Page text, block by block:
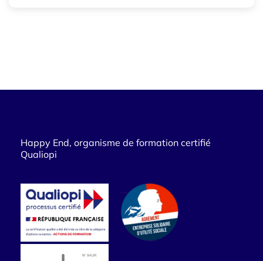
Happy End, organisme de formation certifié
Qualiopi